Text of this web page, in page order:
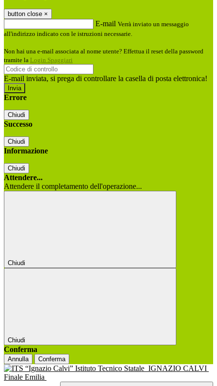
button close ×
E-mail Verrà inviato un messaggio
all'indirizzo indicato con le istruzioni necessarie.
Non hai una e-mail associata al nome utente? Effettua il reset della password
tramite la Login Spaggiari
E-mail inviata, si prega di controllare la casella di posta elettronica!
Errore
Chiudi
Successo
Chiudi
Informazione
Chiudi
Attendere...
Attendere il completamento dell'operazione...
Chiudi
Chiudi
Conferma
Annulla Conferma
Istituto Tecnico Statale IGNAZIO CALVI
Finale Emilia